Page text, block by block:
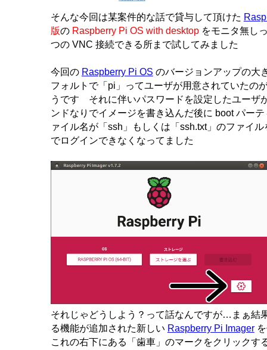
そんな今回は某案件的な話で貸与して頂けた
版の Raspberry Pi OS with desktopをモニタ無し
つの VNC 接続できる所まで試してみました
今回の Raspberry Pi OS のバージョンアップの大
フォルトで「pi」ってユーザが用意されていたの
うです それに伴いパスワードを設定したユーザ
ンドなりでイメージを書き込んだ後に boot パー
ァイル名が「ssh」もしくは「ssh.txt」のファイ
でログインできなくなってました
それじゃどうしよう？って話なんですが…まぁ結
る機能が追加された新しい Raspberry Pi Imagerを
これの右下にある「歯車」のマークをクリックす